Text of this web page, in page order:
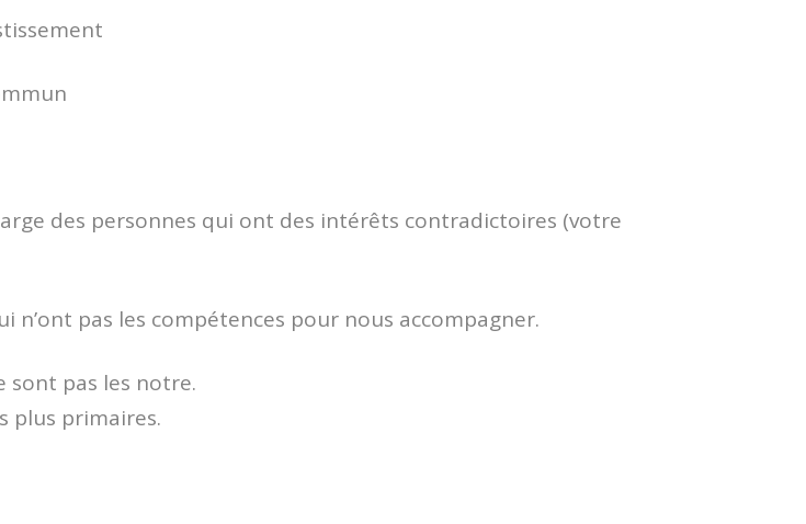
des personnes qui ont des intérêts contradictoires (votre
n’ont pas les compétences pour nous accompagner.
sont pas les notre.
plus primaires.